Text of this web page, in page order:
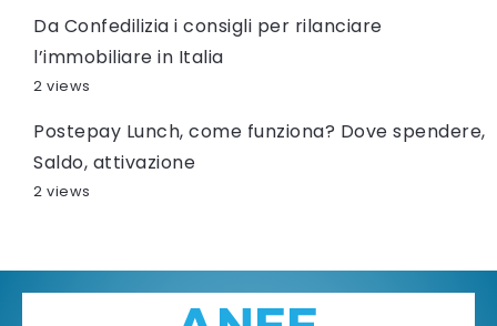
Da Confedilizia i consigli per rilanciare
l’immobiliare in Italia
2 views
Postepay Lunch, come funziona? Dove spendere,
Saldo, attivazione
2 views